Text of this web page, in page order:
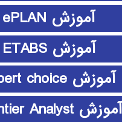
آموزش ePLAN
آموزش ETABS
آموزش expert choice
آموزش Frontier Analyst